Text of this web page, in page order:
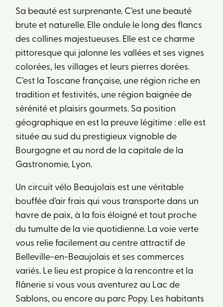
Sa beauté est surprenante. C’est une beauté
brute et naturelle. Elle ondule le long des flancs
des collines majestueuses. Elle est ce charme
pittoresque qui jalonne les vallées et ses vignes
colorées, les villages et leurs pierres dorées.
C’est la Toscane française, une région riche en
tradition et festivités, une région baignée de
sérénité et plaisirs gourmets. Sa position
géographique en est la preuve légitime : elle est
située au sud du prestigieux vignoble de
Bourgogne et au nord de la capitale de la
Gastronomie, Lyon.
Un circuit vélo Beaujolais est une véritable
bouffée d’air frais qui vous transporte dans un
havre de paix, à la fois éloigné et tout proche
du tumulte de la vie quotidienne. La voie verte
vous relie facilement au centre attractif de
Belleville-en-Beaujolais et ses commerces
variés. Le lieu est propice à la rencontre et la
flânerie si vous vous aventurez au Lac de
Sablons, ou encore au parc Popy. Les habitants